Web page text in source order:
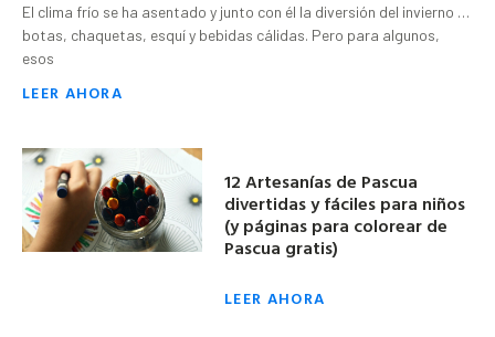
El clima frío se ha asentado y junto con él la diversión del invierno …
botas, chaquetas, esquí y bebidas cálidas. Pero para algunos,
esos
LEER AHORA
12 Artesanías de Pascua
divertidas y fáciles para niños
(y páginas para colorear de
Pascua gratis)
LEER AHORA